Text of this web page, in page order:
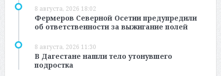
8 августа, 2026 18:02
Фермеров Северной Осетии предупредили
об ответственности за выжигание полей
8 августа, 2026 11:30
В Дагестане нашли тело утонувшего
подростка